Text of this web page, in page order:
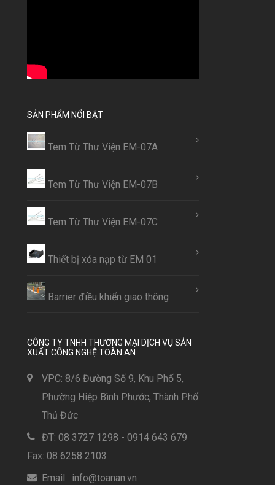
SẢN PHẨM NỔI BẬT
Tem Từ Thư Viện EM-07A
Tem Từ Thư Viện EM-07B
Tem Từ Thư Viện EM-07C
Thiết bị xóa nạp từ EM 01
Barrier điều khiển giao thông
CÔNG TY TNHH THƯƠNG MẠI DỊCH VỤ SẢN
XUẤT CÔNG NGHỆ TOÀN AN
VPC: 8/6 Đường Số 9, Khu Phố 5,
Phường Hiệp Bình Phước, Thành Phố
Thủ Đức
ĐT: 08 3727 1298 - 0914 643 679
Fax: 08 6258 2103
Email: info@toanan.vn